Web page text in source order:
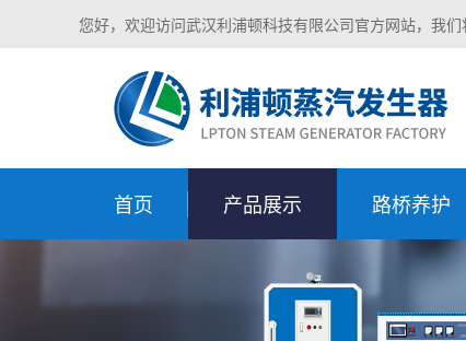
您好，欢迎访问武汉利浦顿科技有限公司官方网站，我们
首页 产品展示 路桥养护